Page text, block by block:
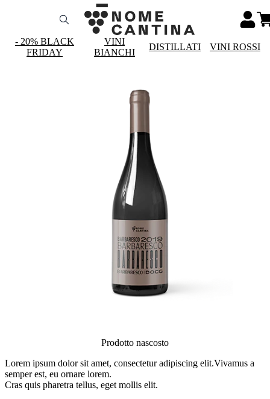
- 20% BLACK
FRIDAY
VINI
BIANCHI
DISTILLATI VINI ROSSI
Prodotto nascosto
Lorem ipsum dolor sit amet, consectetur adipiscing elit.Vivamus a
semper est, eu ornare lorem.
Cras quis pharetra tellus, eget mollis elit.